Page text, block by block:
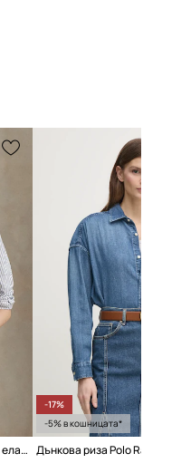
Polo Ralph Lauren риза от памук с еластан дамска
-17%
-5% в кошницата*
Дънкова риза Polo Ralph